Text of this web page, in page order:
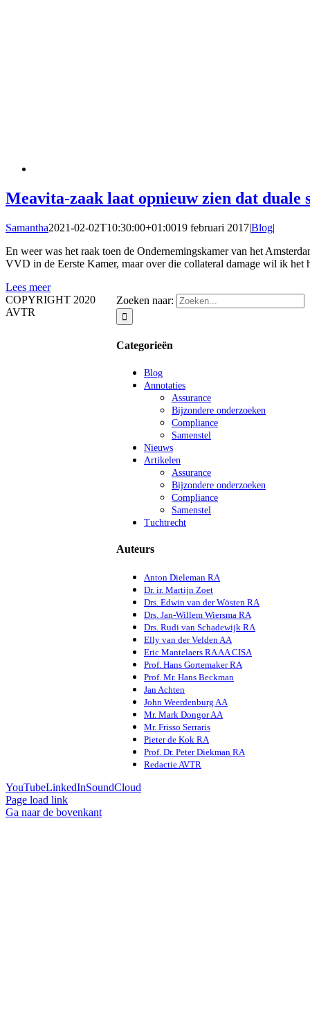
Meavita-zaak laat opnieuw zien dat duale
Samantha2021-02-02T10:30:00+01:0019 februari 2017|Blog|
En weer was het raak toen de Ondernemingskamer van het
VVD in de Eerste Kamer, maar over die collateral damage wil ik
Lees meer
Zoeken naar:
Categorieën
Blog
Annotaties
Assurance
Bijzondere onderzoeken
Compliance
Samenstel
Nieuws
Artikelen
Assurance
Bijzondere onderzoeken
Compliance
Samenstel
Tuchtrecht
Auteurs
Anton Dieleman RA
Dr. ir. Martijn Zoet
Drs. Edwin van der Wösten RA
Drs. Jan-Willem Wiersma RA
Drs. Rudi van Schadewijk RA
Elly van der Velden AA
Eric Mantelaers RA AA CISA
Prof. Hans Gortemaker RA
Prof. Mr. Hans Beckman
Jan Achten
John Weerdenburg AA
Mr. Mark Dongor AA
Mr. Frisso Serraris
Pieter de Kok RA
Prof. Dr. Peter Diekman RA
Redactie AVTR
COPYRIGHT 2020
AVTR
YouTubeLinkedInSoundCloud
Page load link
Ga naar de bovenkant